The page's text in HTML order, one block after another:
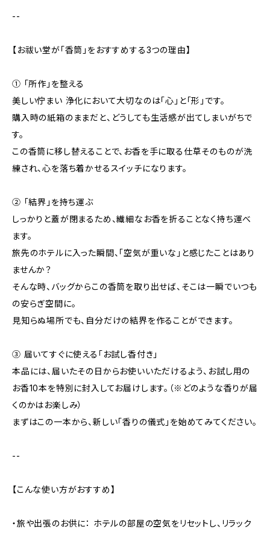
--
【お祓い堂が「香筒」をおすすめする3つの理由】
① 「所作」を整える
美しい佇まい 浄化において大切なのは「心」と「形」です。
購入時の紙箱のままだと、どうしても生活感が出てしまいがちで
す。
この香筒に移し替えることで、お香を手に取る仕草そのものが洗
練され、心を落ち着かせるスイッチになります。
② 「結界」を持ち運ぶ
しっかりと蓋が閉まるため、繊細なお香を折ることなく持ち運べ
ます。
旅先のホテルに入った瞬間、「空気が重いな」と感じたことはあり
ませんか？
そんな時、バッグからこの香筒を取り出せば、そこは一瞬でいつも
の安らぎ空間に。
見知らぬ場所でも、自分だけの結界を作ることができます。
③ 届いてすぐに使える「お試し香付き」
本品には、届いたその日からお使いいただけるよう、お試し用の
お香10本を特別に封入してお届けします。（※どのような香りが届
くのかはお楽しみ）
まずはこの一本から、新しい「香りの儀式」を始めてみてください。
--
【こんな使い方がおすすめ】
・旅や出張のお供に： ホテルの部屋の空気をリセットし、リラック